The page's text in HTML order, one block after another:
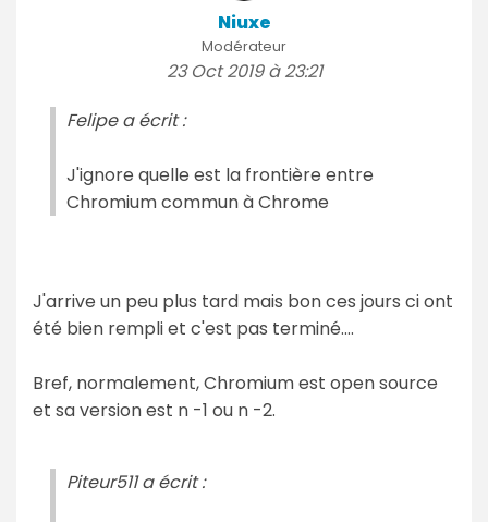
Niuxe
Modérateur
23 Oct 2019 à 23:21
Felipe a écrit :
J'ignore quelle est la frontière entre
Chromium commun à Chrome
J'arrive un peu plus tard mais bon ces jours ci ont
été bien rempli et c'est pas terminé....
Bref, normalement, Chromium est open source
et sa version est n -1 ou n -2.
Piteur511 a écrit :